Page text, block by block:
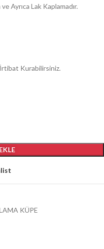
Ayrıca Lak Kaplamadır.
Kurabilirsiniz.
KÜPE